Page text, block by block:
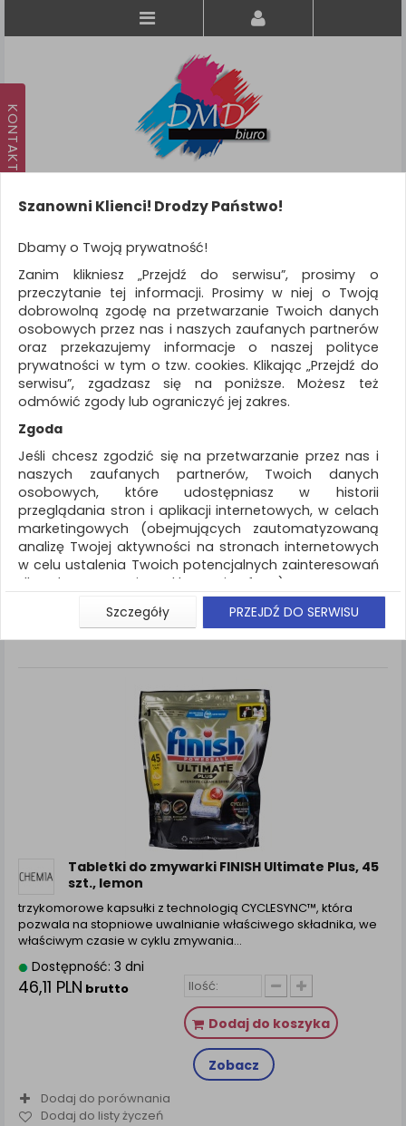
KATEGORIE
WSZYSTKIE KATEGORIE
FILTRY
Więcej
REKLAMA
AKTUALNOŚCI
Artykuły higieniczne i dozowniki
Środki
czyszczące
ZNALEZIONYCH PRODUKTÓW: 10 Porównaj (0)
Standardowe
Siatka
Tabletki do zmywarki FINISH Ultimate Plus, 45
szt., lemon
trzykomorowe kapsułki z technologią CYCLESYNC™, która
pozwala na stopniowe uwalnianie właściwego składnika, we
właściwym czasie w cyklu zmywania…
Dostępność: 3 dni
46,11 PLN brutto
Dodaj do koszyka
Zobacz
Dodaj do porównania
Dodaj do listy życzeń
Szanowni Klienci! Drodzy Państwo!
Dbamy o Twoją prywatność!
Zanim klikniesz „Przejdź do serwisu”, prosimy o
przeczytanie tej informacji. Prosimy w niej o Twoją
dobrowolną zgodę na przetwarzanie Twoich danych
osobowych przez nas i naszych zaufanych partnerów
oraz przekazujemy informacje o naszej polityce
prywatności w tym o tzw. cookies. Klikając „Przejdź do
serwisu”, zgadzasz się na poniższe. Możesz też
odmówić zgody lub ograniczyć jej zakres.
Zgoda
Jeśli chcesz zgodzić się na przetwarzanie przez nas i
naszych zaufanych partnerów, Twoich danych
osobowych, które udostępniasz w historii
przeglądania stron i aplikacji internetowych, w celach
marketingowych (obejmujących zautomatyzowaną
analizę Twojej aktywności na stronach internetowych
w celu ustalenia Twoich potencjalnych zainteresowań
dla dostosowania reklamy i oferty), w tym na
umieszczanie tzw. cookies na Twoich urządzeniach i
ich odczytywanie, kliknij przycisk „Przejdź do serwisu”.
Jeśli nie chcesz wyrazić zgody lub ograniczyć jej
znajdziesz także na podstronie z naszą polityką
prywatności obowiązującą od 25 maja 2018.
W przypadku użytkowników zalogowanych, aby
umożliwić prawidłową realizację Umowy z Państwem i
związane z tym prawidłowe działanie naszej strony
www, a w szczególności np. wysłanie potwierdzenia
zamówienia na Państwa email lub wyświetlenie
Państwu prawidłowych informacji o promocjach czy
cenach indywidualnych, ważna jest Państwa
wcześniejsza zgoda której udzieliliście podczas
zakładania konta.
Każda Państwa zgoda jest dobrowolna i można ją w
dowolnym momencie wycofać.
Polityka prywatności (rozwiń)
Klauzula Informacyjna (rozwiń)
Lista Zaufanych Partnerów (rozwiń)
Szczegóły PRZEJDŹ DO SERWISU